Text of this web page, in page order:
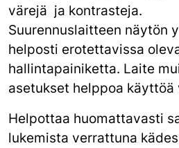
värejä ja kontrasteja.
Suurennuslaitteen näytön
helposti erotettavissa
hallintapainiketta. Laite
asetukset helppoa käyttöä
Helpottaa huomattavasti
lukemista verrattuna